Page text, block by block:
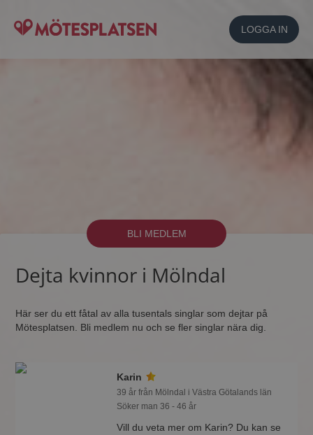
LOGGA IN
BLI MEDLEM
Dejta kvinnor i Mölndal
Här ser du ett fåtal av alla tusentals singlar som dejtar på
Mötesplatsen. Bli medlem nu och se fler singlar nära dig.
Karin
39 år från Mölndal i Västra Götalands län
Söker man 36 - 46 år
Vill du veta mer om Karin? Du kan se